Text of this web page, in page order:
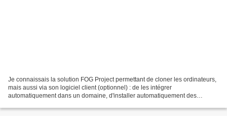
Je connaissais la solution FOG Project permettant de cloner les ordinateurs,
mais aussi via son logiciel client (optionnel) : de les intégrer
automatiquement dans un domaine, d'installer automatiquement des